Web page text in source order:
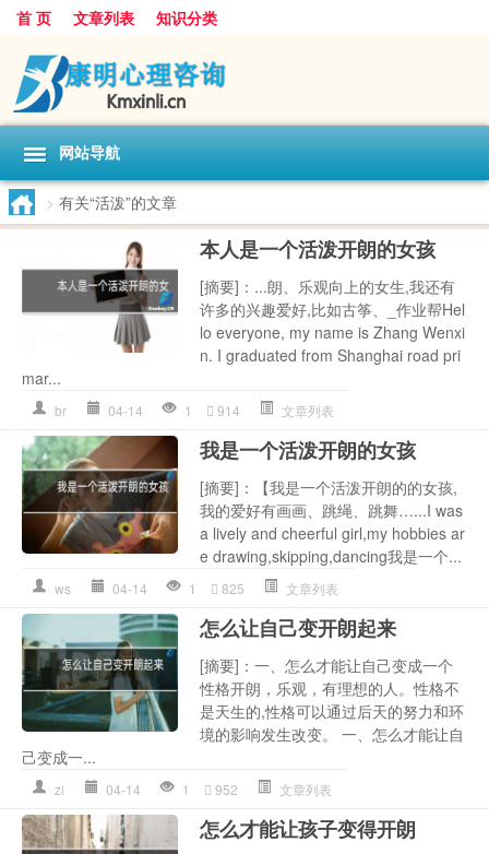
首 页 文章列表 知识分类
网站导航
> 有关“活泼”的文章
本人是一个活泼开朗的女孩
[摘要]：...朗、乐观向上的女生,我还有
许多的兴趣爱好,比如古筝、_作业帮Hel
lo everyone, my name is Zhang Wenxi
n. I graduated from Shanghai road pri
mar...
br 04-14 1 914 文章列表
我是一个活泼开朗的女孩
[摘要]：【我是一个活泼开朗的的女孩,
我的爱好有画画、跳绳、跳舞…...I was
a lively and cheerful girl,my hobbies ar
e drawing,skipping,dancing我是一个...
ws 04-14 1 825 文章列表
怎么让自己变开朗起来
[摘要]：一、怎么才能让自己变成一个
性格开朗，乐观，有理想的人。性格不
是天生的,性格可以通过后天的努力和环
境的影响发生改变。 一、怎么才能让自
己变成一...
zl 04-14 1 952 文章列表
怎么才能让孩子变得开朗